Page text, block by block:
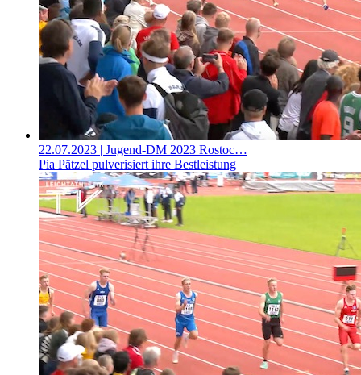
22.07.2023 | Jugend-DM 2023 Rostoc…
Pia Pätzel pulverisiert ihre Bestleistung